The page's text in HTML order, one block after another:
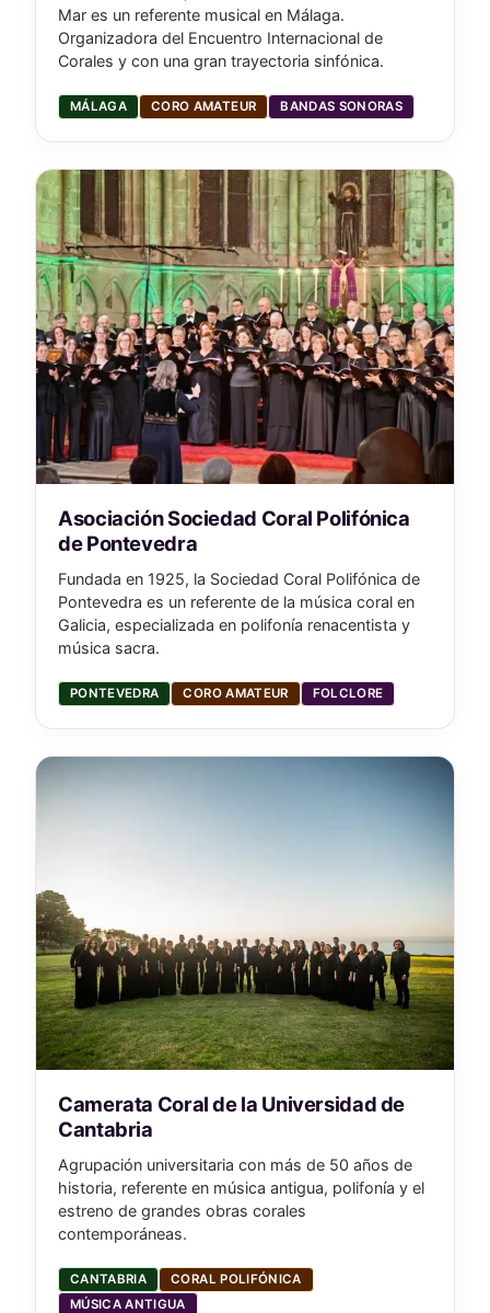
Mar es un referente musical en Málaga.
Organizadora del Encuentro Internacional de
Corales y con una gran trayectoria sinfónica.
MÁLAGA CORO AMATEUR BANDAS SONORAS
Asociación Sociedad Coral Polifónica
de Pontevedra
Fundada en 1925, la Sociedad Coral Polifónica de
Pontevedra es un referente de la música coral en
Galicia, especializada en polifonía renacentista y
música sacra.
PONTEVEDRA CORO AMATEUR FOLCLORE
Camerata Coral de la Universidad de
Cantabria
Agrupación universitaria con más de 50 años de
historia, referente en música antigua, polifonía y el
estreno de grandes obras corales
contemporáneas.
CANTABRIA
CORAL POLIFÓNICA
MÚSICA ANTIGUA